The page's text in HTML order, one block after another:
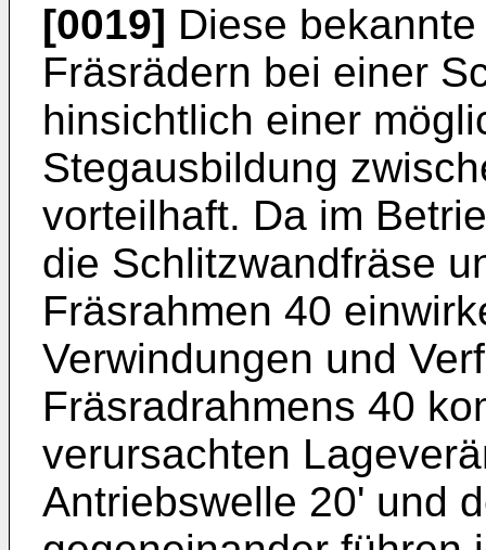
[0019] Diese
Fräsrädern bei einer
hinsichtlich einer
Stegausbildung
vorteilhaft. Da im
die Schlitzwandfräse
Fräsrahmen 40
Verwindungen und
Fräsradrahmens 40
verursachten
Antriebswelle 20' und